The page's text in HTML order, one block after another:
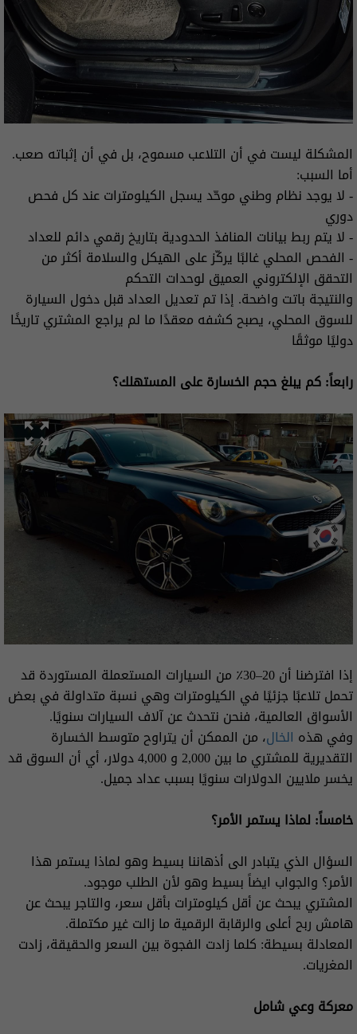
المشكلة ليست في أن التلاعب مسموح، بل في أن إثباته صعب.
أما السبب:
- لا يوجد نظام وطني موحّد يسجل الكيلومترات عند كل فحص
دوري
- لا يتم ربط بيانات المنافذ الحدودية بتاريخ رقمي دائم للعداد
- الفحص المحلي غالبًا يركّز على الهيكل والسلامة أكثر من
التحقق الإلكتروني العميق لوحدات التحكم
والنتيجة باتت واضحة. إذا تم تعديل العداد قبل دخول السيارة
للسوق المحلي، يصبح كشفه معقدًا ما لم يراجع المشتري تاريخًا
دوليًا موثقًا
رابعاً: كم يبلغ حجم الخسارة على المستهلك؟
إذا افترضنا أن 20–30٪ من السيارات المستعملة المستوردة قد
تحمل تلاعبًا جزئيًا في الكيلومترات وهي نسبة متداولة في بعض
الأسواق العالمية، فنحن نتحدث عن آلاف السيارات سنويًا.
وفي هذه الخال، من الممكن أن يتراوح متوسط الخسارة
التقديرية للمشتري ما بين 2,000 و 4,000 دولار، أي أن السوق قد
يخسر ملايين الدولارات سنويًا بسبب عداد جميل.
خامساً: لماذا يستمر الأمر؟
السؤال الذي يتبادر الى أذهاننا بسيط وهو لماذا يستمر هذا
الأمر؟ والجواب ايضاً بسيط وهو لأن الطلب موجود.
المشتري يبحث عن أقل كيلومترات بأقل سعر، والتاجر يبحث عن
هامش ربح أعلى والرقابة الرقمية ما زالت غير مكتملة.
المعادلة بسيطة: كلما زادت الفجوة بين السعر والحقيقة، زادت
المغريات.
معركة وعي شامل